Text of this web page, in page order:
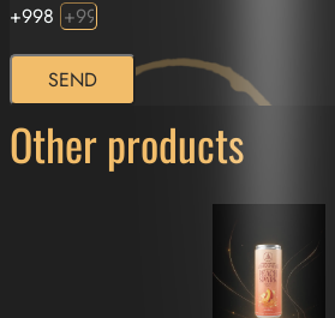
+998
SEND
Other products